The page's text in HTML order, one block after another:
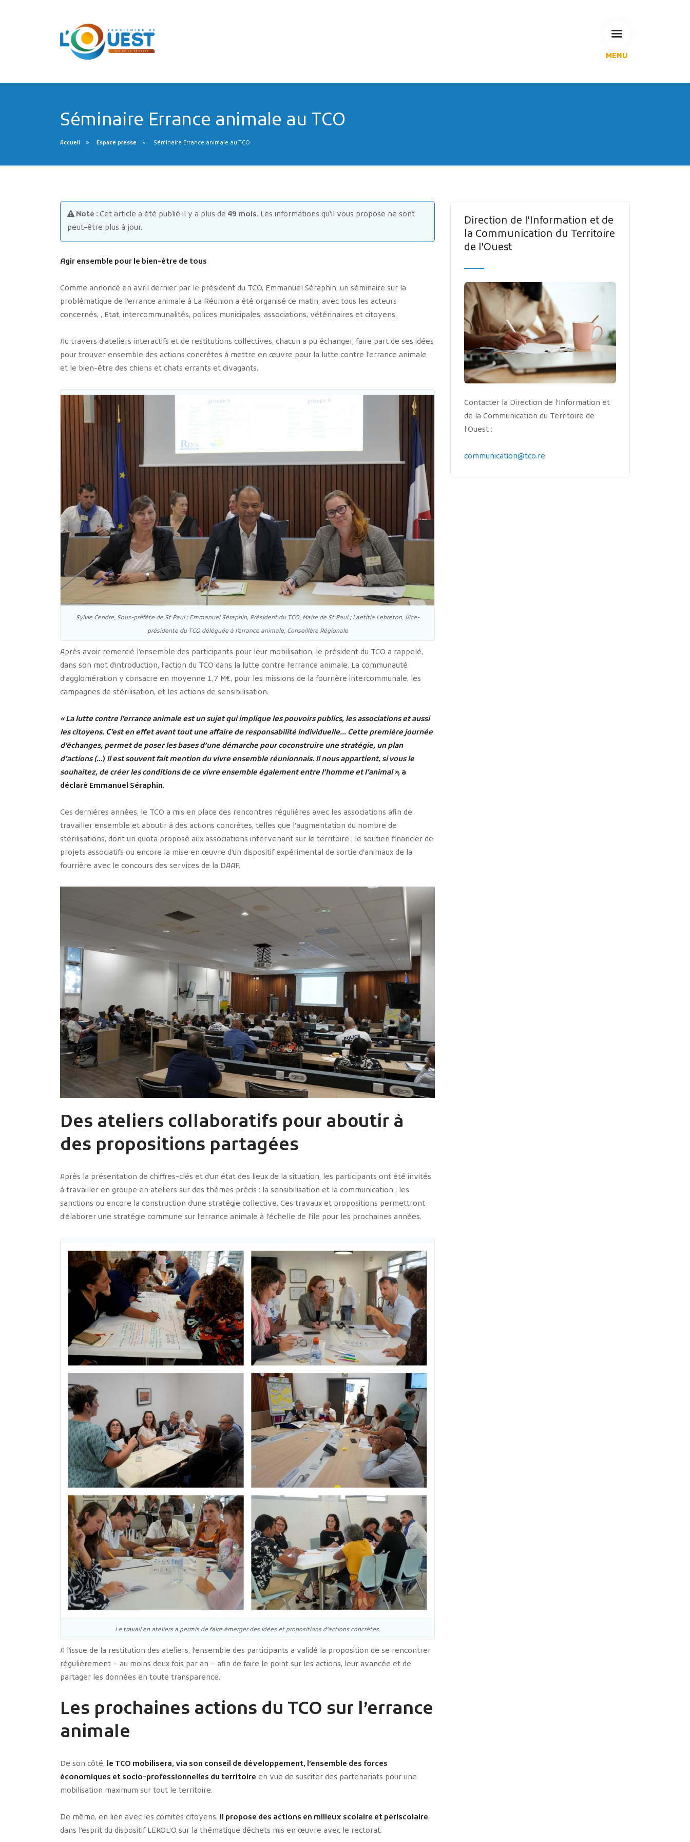
MENU
Publicité des actes
Marchés publics
Projets financés par l'Europe
Séminaire Errance animale au TCO
Accueil Espace presse Séminaire Errance animale au TCO
Note : Cet article a été publié il y a plus de 49 mois. Les informations qu'il vous propose ne sont
peut-être plus à jour.
Agir ensemble pour le bien-être de tous
Comme annoncé en avril dernier par le président du TCO, Emmanuel Séraphin, un séminaire sur la
problématique de l’errance animale à La Réunion a été organisé ce matin, avec tous les acteurs
concernés, , Etat, intercommunalités, polices municipales, associations, vétérinaires et citoyens.
Au travers d’ateliers interactifs et de restitutions collectives, chacun a pu échanger, faire part de ses idées
pour trouver ensemble des actions concrètes à mettre en œuvre pour la lutte contre l’errance animale
et le bien-être des chiens et chats errants et divagants.
Sylvie Cendre, Sous-préfète de St Paul ; Emmanuel Séraphin, Président du TCO, Maire de St Paul ; Laetitia Lebreton, Vice-
présidente du TCO déléguée à l’errance animale, Conseillère Régionale
Après avoir remercié l’ensemble des participants pour leur mobilisation, le président du TCO a rappelé,
dans son mot d’introduction, l’action du TCO dans la lutte contre l’errance animale. La communauté
d’agglomération y consacre en moyenne 1,7 M€, pour les missions de la fourrière intercommunale, les
campagnes de stérilisation, et les actions de sensibilisation.
« La lutte contre l’errance animale est un sujet qui implique les pouvoirs publics, les associations et aussi
les citoyens. C’est en effet avant tout une affaire de responsabilité individuelle… Cette première journée
d’échanges, permet de poser les bases d’une démarche pour coconstruire une stratégie, un plan
d’actions (...) Il est souvent fait mention du vivre ensemble réunionnais. Il nous appartient, si vous le
souhaitez, de créer les conditions de ce vivre ensemble également entre l’homme et l’animal », a
déclaré Emmanuel Séraphin.
Ces dernières années, le TCO a mis en place des rencontres régulières avec les associations afin de
travailler ensemble et aboutir à des actions concrètes, telles que l’augmentation du nombre de
stérilisations, dont un quota proposé aux associations intervenant sur le territoire ; le soutien financier de
projets associatifs ou encore la mise en œuvre d’un dispositif expérimental de sortie d’animaux de la
fourrière avec le concours des services de la DAAF.
Des ateliers collaboratifs pour aboutir à
des propositions partagées
Après la présentation de chiffres-clés et d’un état des lieux de la situation, les participants ont été invités
à travailler en groupe en ateliers sur des thèmes précis : la sensibilisation et la communication ; les
sanctions ou encore la construction d’une stratégie collective. Ces travaux et propositions permettront
d’élaborer une stratégie commune sur l’errance animale à l’échelle de l’île pour les prochaines années.
Le travail en ateliers a permis de faire émerger des idées et propositions d’actions concrètes.
A l’issue de la restitution des ateliers, l’ensemble des participants a validé la proposition de se rencontrer
régulièrement – au moins deux fois par an – afin de faire le point sur les actions, leur avancée et de
partager les données en toute transparence.
Les prochaines actions du TCO sur l’errance
animale
De son côté, le TCO mobilisera, via son conseil de développement, l’ensemble des forces
économiques et socio-professionnelles du territoire en vue de susciter des partenariats pour une
mobilisation maximum sur tout le territoire.
De même, en lien avec les comités citoyens, il propose des actions en milieux scolaire et périscolaire,
dans l’esprit du dispositif LEKOL’O sur la thématique déchets mis en œuvre avec le rectorat.
Direction de l'Information et de
la Communication du Territoire
de l'Ouest
Contacter la Direction de l’Information et
de la Communication du Territoire de
l’Ouest :
communication@tco.re